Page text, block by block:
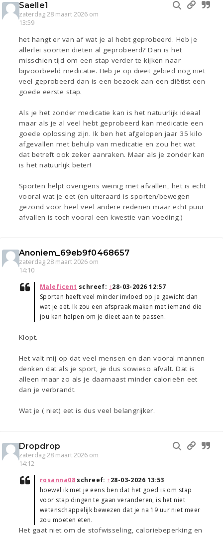
Saelle1
zaterdag 28 maart 2026 om
13:59
het hangt er van af wat je al hebt geprobeerd. Heb je
allerlei soorten diëten al geprobeerd? Dan is het
misschien tijd om een stap verder te kijken naar
bijvoorbeeld medicatie. Heb je op dieet gebied nog niet
veel geprobeerd dan is een bezoek aan een diëtist een
goede eerste stap.
Als je het zonder medicatie kan is het natuurlijk ideaal
maar als je al veel hebt geprobeerd kan medicatie een
goede oplossing zijn. Ik ben het afgelopen jaar 35 kilo
afgevallen met behulp van medicatie en zou het wat
dat betreft ook zeker aanraken. Maar als je zonder kan
is het natuurlijk beter!
Sporten helpt overigens weinig met afvallen, het is echt
vooral wat je eet (en uiteraard is sporten/bewegen
gezond voor heel veel andere redenen maar echt puur
afvallen is toch vooral een kwestie van voeding.)
Anoniem_69eb9f0468657
zaterdag 28 maart 2026 om
14:10
Maleficent schreef: ↑28-03-2026 12:57
Sporten heeft veel minder invloed op je gewicht dan
wat je eet. Ik zou een afspraak maken met iemand die
jou kan helpen om je dieet aan te passen.
Klopt.
Het valt mij op dat veel mensen en dan vooral mannen
denken dat als je sport, je dus sowieso afvalt. Dat is
alleen maar zo als je daarnaast minder calorieën eet
dan je verbrandt.
Wat je ( niet) eet is dus veel belangrijker.
Dropdrop
zaterdag 28 maart 2026 om
14:12
rosanna08schreef: ↑28-03-2026 13:53
hoewel ik met je eens ben dat het goed is om stap
voor stap dingen te gaan veranderen, is het niet
wetenschappelijk bewezen dat je na 19 uur niet meer
zou moeten eten.
Het gaat niet om de stofwisseling, caloriebeperking en